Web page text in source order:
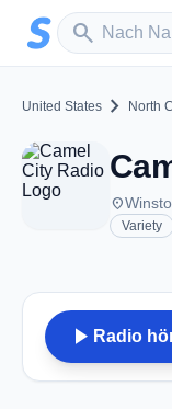
Zum Hauptinhalt
search
Sender suchen
United States chevron_right North
place
Variety
play_arrow Radio